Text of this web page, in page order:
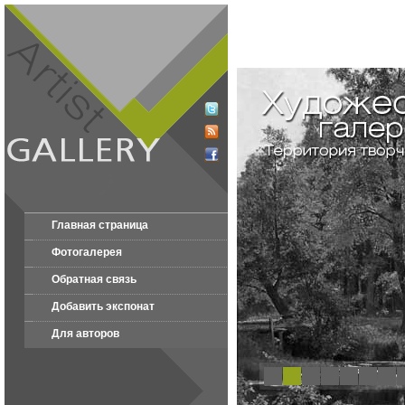
Главная страница
Фотогалерея
Обратная связь
Добавить экспонат
Для авторов